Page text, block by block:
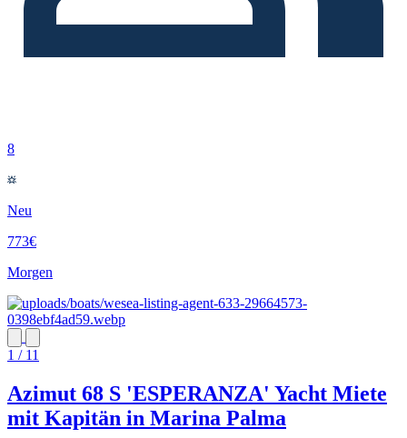
8
Neu
773€
Morgen
1 / 11
Azimut 68 S 'ESPERANZA' Yacht Miete
mit Kapitän in Marina Palma